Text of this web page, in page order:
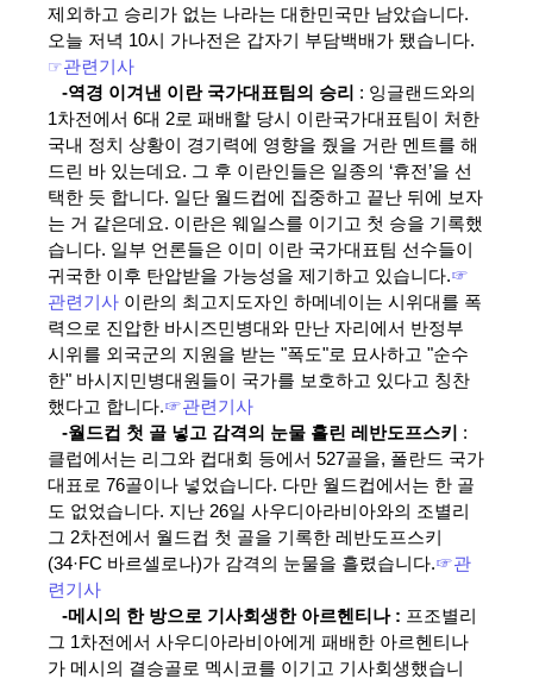
제외하고 승리가 없는 나라는 대한민국만 남았습니다.
오늘 저녁 10시 가나전은 갑자기 부담백배가 됐습니다.
☞관련기사
-역경 이겨낸 이란 국가대표팀의 승리 : 잉글랜드와의
1차전에서 6대 2로 패배할 당시 이란국가대표팀이 처한
국내 정치 상황이 경기력에 영향을 줬을 거란 멘트를 해
드린 바 있는데요. 그 후 이란인들은 일종의 ‘휴전’을 선
택한 듯 합니다. 일단 월드컵에 집중하고 끝난 뒤에 보자
는 거 같은데요. 이란은 웨일스를 이기고 첫 승을 기록했
습니다. 일부 언론들은 이미 이란 국가대표팀 선수들이
귀국한 이후 탄압받을 가능성을 제기하고 있습니다.☞
관련기사 이란의 최고지도자인 하메네이는 시위대를 폭
력으로 진압한 바시즈민병대와 만난 자리에서 반정부
시위를 외국군의 지원을 받는 "폭도"로 묘사하고 "순수
한" 바시지민병대원들이 국가를 보호하고 있다고 칭찬
했다고 합니다.☞관련기사
-월드컵 첫 골 넣고 감격의 눈물 흘린 레반도프스키
:
클럽에서는 리그와 컵대회 등에서 527골을, 폴란드 국가
대표로 76골이나 넣었습니다. 다만 월드컵에서는 한 골
도 없었습니다. 지난 26일 사우디아라비아와의 조별리
그 2차전에서 월드컵 첫 골을 기록한 레반도프스키
(34·FC 바르셀로나)가 감격의 눈물을 흘렸습니다.☞관
련기사
-메시의 한 방으로 기사회생한 아르헨티나 : 프조별리
그 1차전에서 사우디아라비아에게 패배한 아르헨티나
가 메시의 결승골로 멕시코를 이기고 기사회생했습니